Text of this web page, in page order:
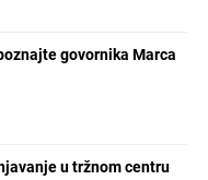
govornika Marca
u tržnom centru